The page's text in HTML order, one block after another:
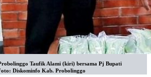
Taufik Alami (kiri) bersama Pj Bupati
Diskominfo Kab. Probolinggo